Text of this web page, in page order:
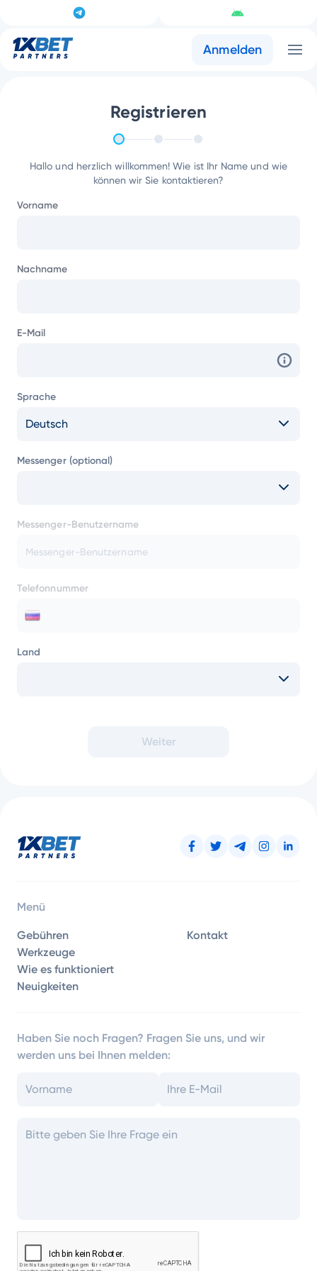
Anmelden
Registrieren
Hallo und herzlich willkommen! Wie ist Ihr Name und wie
können wir Sie kontaktieren?
Vorname
Nachname
E-Mail
Sprache
Deutsch
Messenger (optional)
Messenger-Benutzername
Telefonnummer
Land
Weiter
Menü
Gebühren
Werkzeuge
Wie es funktioniert
Neuigkeiten
Kontakt
Haben Sie noch Fragen? Fragen Sie uns, und wir
werden uns bei Ihnen melden: